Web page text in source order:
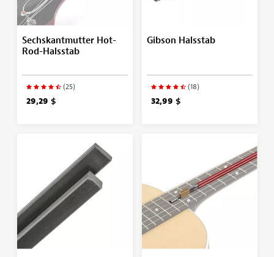
Sechskantmutter Hot-
Rod-Halsstab
(25)
29,29 $
Gibson Halsstab
(18)
32,99 $